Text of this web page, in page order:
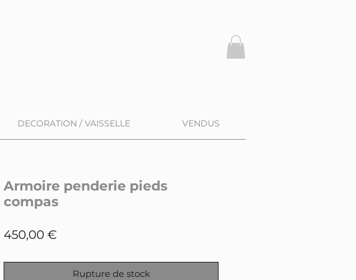
DECORATION / VAISSELLE VENDUS
Armoire penderie pieds
compas
450,00 €
Rupture de stock